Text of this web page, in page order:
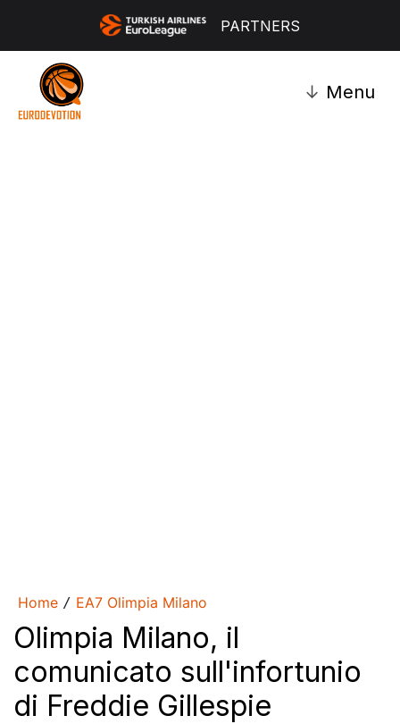
PARTNERS
↓ Menu
Home / EA7 Olimpia Milano
Olimpia Milano, il
comunicato sull'infortunio
di Freddie Gillespie